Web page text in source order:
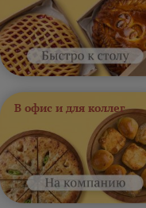
В офис и для коллег